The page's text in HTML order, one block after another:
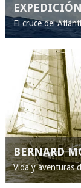
El cruce del
BERNARD
Vida y aventuras